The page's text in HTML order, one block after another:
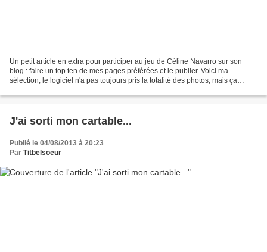
Un petit article en extra pour participer au jeu de Céline Navarro sur son
blog : faire un top ten de mes pages préférées et le publier. Voici ma
sélection, le logiciel n'a pas toujours pris la totalité des photos, mais ça
J'ai sorti mon cartable...
Publié le 04/08/2013 à 20:23
Par Titbelsoeur